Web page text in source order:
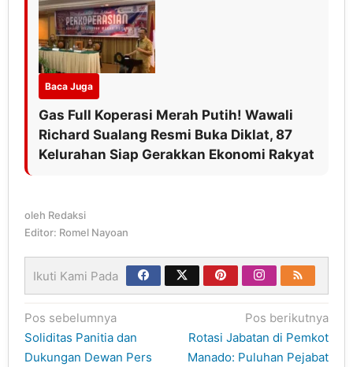
Baca Juga
Gas Full Koperasi Merah Putih! Wawali
Richard Sualang Resmi Buka Diklat, 87
Kelurahan Siap Gerakkan Ekonomi Rakyat
oleh Redaksi
Editor: Romel Nayoan
Ikuti Kami Pada
Navigasi
pos
Pos sebelumnya
Soliditas Panitia dan
Dukungan Dewan Pers
Pos berikutnya
Rotasi Jabatan di Pemkot
Manado: Puluhan Pejabat